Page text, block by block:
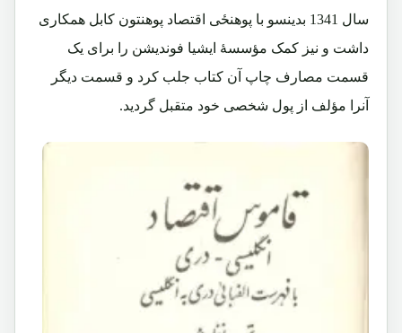
سال 1341 بدینسو با پوهنځی اقتصاد پوهنتون کابل همکاری
داشت و نیز کمک مؤسسۀ ایشیا فوندیشن را برای یک
قسمت مصارف چاپ آن کتاب جلب کرد و قسمت دیگر
آنرا مؤلف از پول شخصی خود متقبل گردید.